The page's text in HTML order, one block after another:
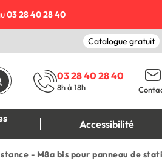
03 28 40 28 40
Catalogue gratuit
03 28 40 28 40
8h à 18h
Accessibilité
- M8a bis pour panneau de